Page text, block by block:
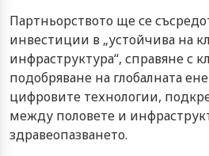
Партньорството ще се
инвестиции в „устойчива на
инфраструктура“, справяне с
подобряване на глобалната
цифровите технологии,
между половете и
здравеопазването.